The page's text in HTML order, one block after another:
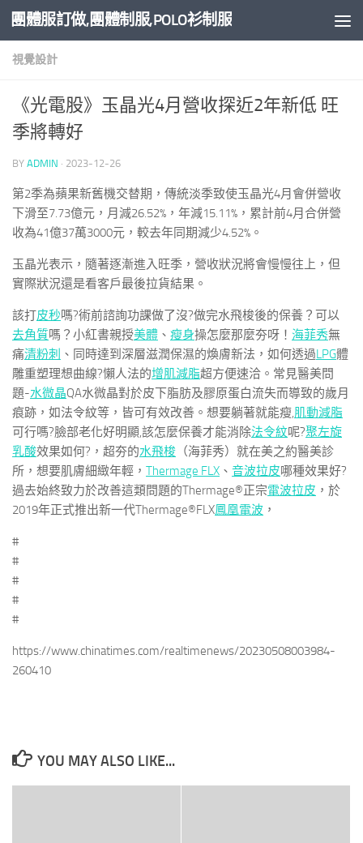
Skip to content
團體服訂做,團體制服,POLO衫制服
視覺設計
《光電股》玉晶光4月營收探近2年新低 旺
季將轉好
BY ADMIN · 2023-12-26
第2季為蘋果新舊機交替期，傳統淡季致使玉晶光4月會併營收
下滑至7.73億元，月減26.52%，年減15.11%，累計前4月合併營
收為41億37萬3000元，較去年同期減少4.52%。
玉晶光表示，隨著逐漸進入旺季，營收狀況將會慢慢往上，但
實際狀況還是看客戶最後拉貨結果。
該打皮秒嗎?術前諮詢功課做了沒?做完水飛梭後的保養？可以
去角質嗎？小紅書親授美體 、 瘦身操怎麼那麼夯呀！ 海菲秀無
痛清粉刺 、同時達到深層滋潤保濕的煥膚新法，如何透過LPG體
雕重塑理想曲線?懶人法的增肌減脂超方便速洽。常見醫美問
題-水微晶QA水微晶對於皮下脂肪及膠原蛋白流失而導致的歲月
痕跡，如法令紋等，皆可有效改善。想要躺著就能瘦,肌動減脂
可行嗎?臉部老化好明顯,該怎麼保養才能消除法令紋呢?聚左旋
乳酸效果如何?，超夯的水飛梭 （海菲秀）就在美之約醫美診
所，想要肌膚細緻年輕， Thermage FLX 、 音波拉皮哪種效果好?
過去始終致力於改善這類問題的Thermage®正宗電波拉皮 ，於
2019年正式推出新一代Thermage®FLX鳳凰電波 ，
#
#
#
#
#
https://www.chinatimes.com/realtimenews/20230508003984-
260410
YOU MAY ALSO LIKE...